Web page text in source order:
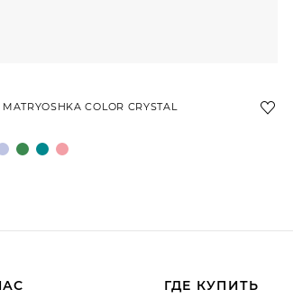
COLOR CRYSTAL
ГДЕ КУПИТЬ